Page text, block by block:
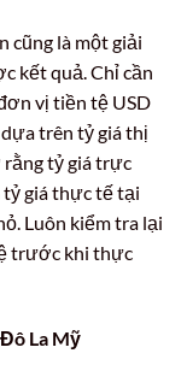
cũng là một giải
kết quả. Chỉ cần
vị tiền tệ USD
trên tỷ giá thị
tỷ giá trực
tỷ giá thực tế tại
Luôn kiểm tra lại
trước khi thực
La Mỹ